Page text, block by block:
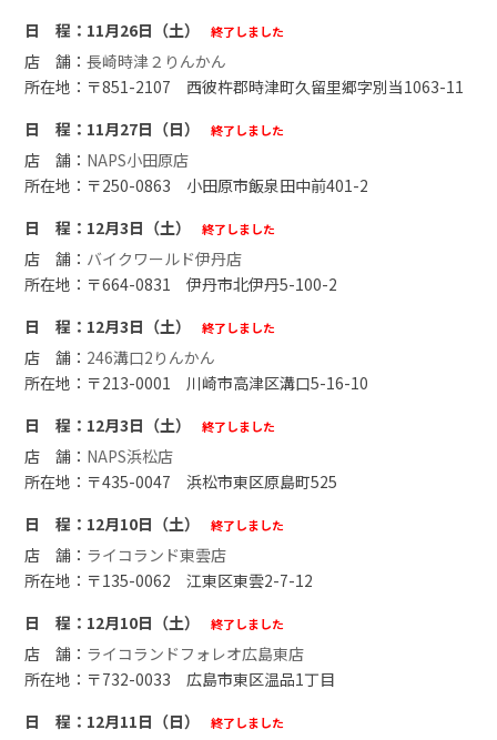
11月26日（土） 終了しました
長崎時津２りんかん
〒851-2107 西彼杵郡時津町久留里郷字別当1063-11
11月27日（日）
終了しました
NAPS小田原店
〒250-0863 小田原市飯泉田中前401-2
12月3日（土）
終了しました
バイクワールド伊丹店
〒664-0831 伊丹市北伊丹5-100-2
12月3日（土）
終了しました
246溝口2りんかん
〒213-0001 川崎市高津区溝口5-16-10
12月3日（土）
終了しました
NAPS浜松店
〒435-0047 浜松市東区原島町525
12月10日（土）
終了しました
ライコランド東雲店
〒135-0062 江東区東雲2-7-12
12月10日（土）
終了しました
ライコランドフォレオ広島東店
〒732-0033 広島市東区温品1丁目
12月11日（日）
終了しました